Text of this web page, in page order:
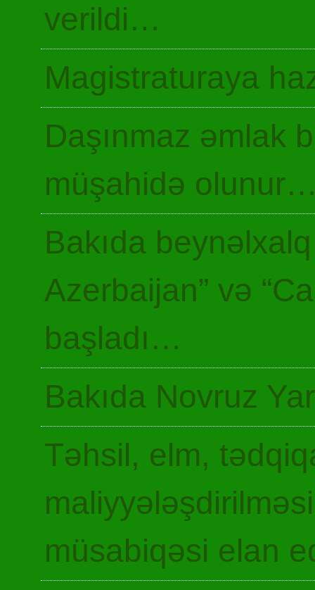
verildi…
Magistraturaya
Daşınmaz əmlak
müşahidə
Bakıda
Azerbaijan” və
başladı…
Bakıda Novruz
Təhsil, elm,
müsabiqəsi elan